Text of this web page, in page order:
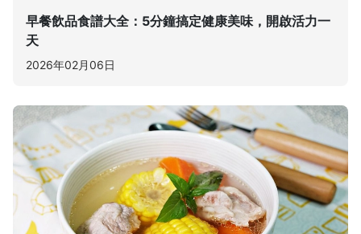
早餐飲品食譜大全：5分鐘搞定健康美味，開啟活力一
天
2026年02月06日